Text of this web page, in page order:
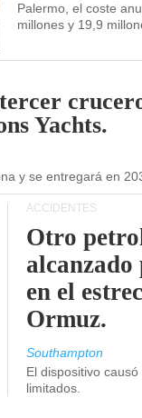
Palermo, el coste
millones y 19,9
Yachts.
y se entregará en
ACCIDENTES
Otro
en el
Ormuz.
Southampton
El dispositivo
limitados.